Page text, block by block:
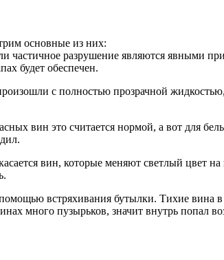
основные из них:
частичное разрушение являются явными
будет обеспечен.
с полностью прозрачной
вин это считается нормой, а вот для
вин, которые меняют светлый цвет
встряхивания бутылки. Тихие вина
много пузырьков, значит внутрь попал